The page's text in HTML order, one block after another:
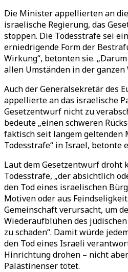
Die Minister appellierten an
israelische Regierung, das
stoppen. Die Todesstrafe sei
erniedrigende Form der
Wirkung“, betonten sie.
allen Umständen in der ganzen
Auch der Generalsekretär des
appellierte an das israelische
Gesetzentwurf nicht zu
bedeute „einen schweren
faktisch seit langem geltenden
Todesstrafe“ in Israel, betonte
Laut dem Gesetzentwurf droht
Todesstrafe, „der absichtlich
den Tod eines israelischen
Motiven oder aus
Gemeinschaft verursacht, um
Wiederaufblühen des
zu schaden“. Damit würde
den Tod eines Israeli
Hinrichtung drohen – nicht
Palästinenser tötet.